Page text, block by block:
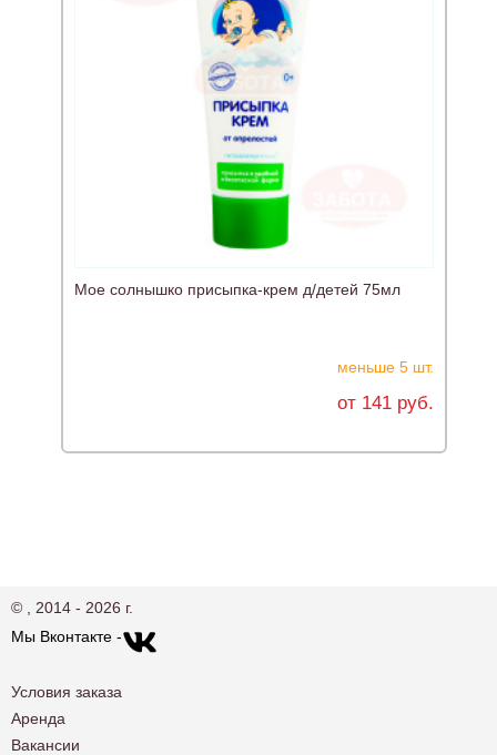
Мое солнышко присыпка-крем д/детей 75мл
меньше 5 шт.
от 141 руб.
© , 2014 - 2026 г.
Мы Вконтакте -
Условия заказа
Аренда
Вакансии